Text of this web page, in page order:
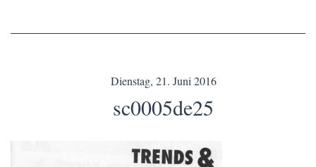
Dienstag, 21. Juni 2016
sc0005de25